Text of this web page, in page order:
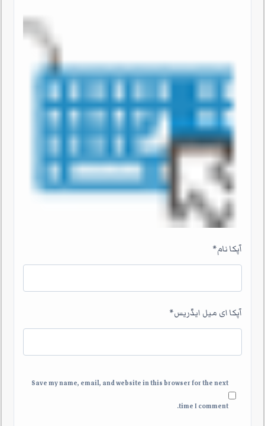
آپکا نام*
آپکا ای میل ایڈریس*
Save my name, email, and website in this browser for the next
time I comment.